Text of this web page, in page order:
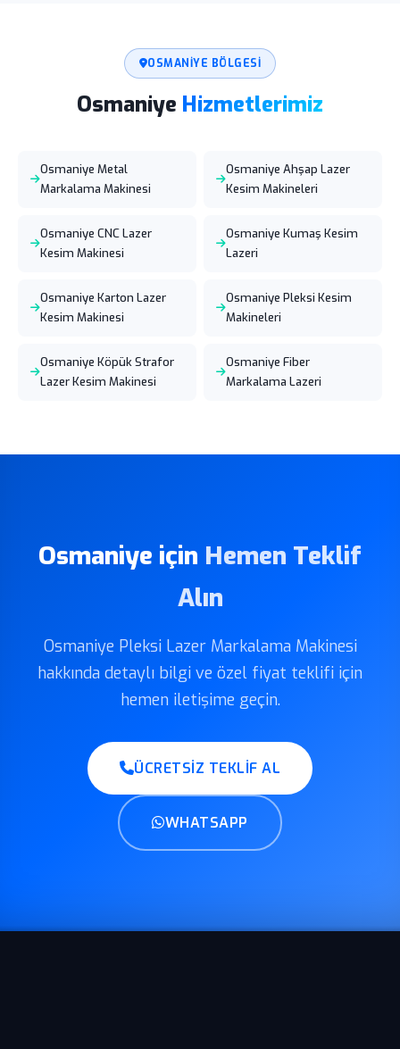
OSMANIYE BÖLGESI
Osmaniye Hizmetlerimiz
Osmaniye Metal
Markalama Makinesi
Osmaniye Ahşap Lazer
Kesim Makineleri
Osmaniye CNC Lazer
Kesim Makinesi
Osmaniye Kumaş Kesim
Lazeri
Osmaniye Karton Lazer
Kesim Makinesi
Osmaniye Pleksi Kesim
Makineleri
Osmaniye Köpük Strafor
Lazer Kesim Makinesi
Osmaniye Fiber
Markalama Lazeri
Osmaniye için Hemen Teklif
Alın
Osmaniye Pleksi Lazer Markalama Makinesi
hakkında detaylı bilgi ve özel fiyat teklifi için
hemen iletişime geçin.
ÜCRETSIZ TEKLIF AL
WHATSAPP